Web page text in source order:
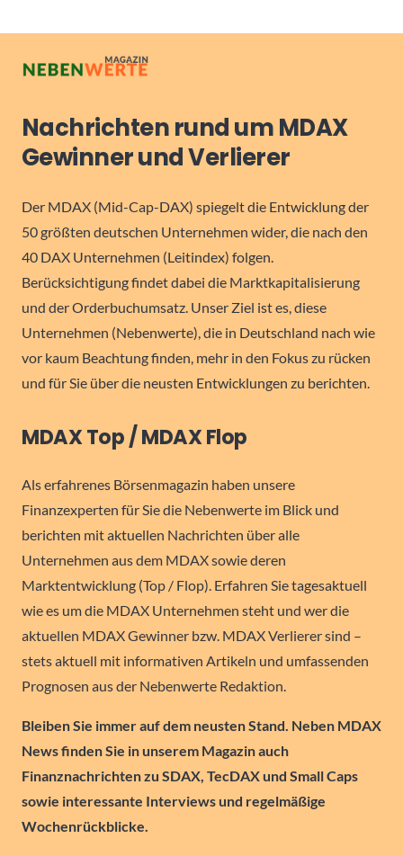
Nachrichten rund um MDAX
Gewinner und Verlierer
Der MDAX (Mid-Cap-DAX) spiegelt die Entwicklung der
50 größten deutschen Unternehmen wider, die nach den
40 DAX Unternehmen (Leitindex) folgen.
Berücksichtigung findet dabei die Marktkapitalisierung
und der Orderbuchumsatz. Unser Ziel ist es, diese
Unternehmen (Nebenwerte), die in Deutschland nach wie
vor kaum Beachtung finden, mehr in den Fokus zu rücken
und für Sie über die neusten Entwicklungen zu berichten.
MDAX Top / MDAX Flop
Als erfahrenes Börsenmagazin haben unsere
Finanzexperten für Sie die Nebenwerte im Blick und
berichten mit aktuellen Nachrichten über alle
Unternehmen aus dem MDAX sowie deren
Marktentwicklung (Top / Flop). Erfahren Sie tagesaktuell
wie es um die MDAX Unternehmen steht und wer die
aktuellen MDAX Gewinner bzw. MDAX Verlierer sind –
stets aktuell mit informativen Artikeln und umfassenden
Prognosen aus der Nebenwerte Redaktion.
Bleiben Sie immer auf dem neusten Stand. Neben MDAX
News finden Sie in unserem Magazin auch
Finanznachrichten zu SDAX, TecDAX und Small Caps
sowie interessante Interviews und regelmäßige
Wochenrückblicke.